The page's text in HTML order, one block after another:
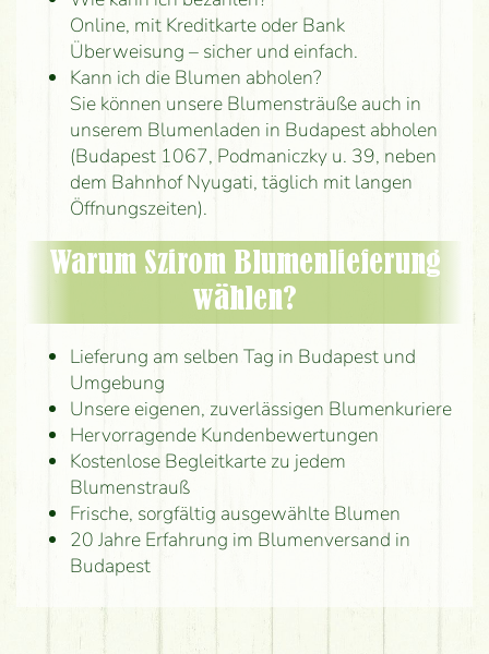
Online, mit Kreditkarte oder Bank
Überweisung – sicher und einfach.
Kann ich die Blumen abholen?
Sie können unsere Blumensträuße auch in
unserem Blumenladen in Budapest abholen
(Budapest 1067, Podmaniczky u. 39, neben
dem Bahnhof Nyugati, täglich mit langen
Öffnungszeiten).
Warum Szirom Blumenlieferung
wählen?
Lieferung am selben Tag in Budapest und
Umgebung
Unsere eigenen, zuverlässigen Blumenkuriere
Hervorragende Kundenbewertungen
Kostenlose Begleitkarte zu jedem
Blumenstrauß
Frische, sorgfältig ausgewählte Blumen
20 Jahre Erfahrung im Blumenversand in
Budapest